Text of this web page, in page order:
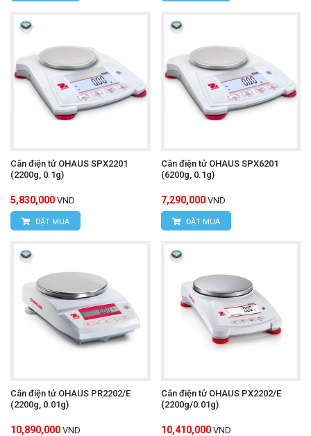
Cân điện tử OHAUS SPX2201
(2200g, 0.1g)
5,830,000 VND
ĐẶT MUA
Cân điện tử OHAUS SPX6201
(6200g, 0.1g)
7,290,000 VND
ĐẶT MUA
Cân điện tử OHAUS PR2202/E
(2200g, 0.01g)
10,890,000 VND
Cân điện tử OHAUS PX2202/E
(2200g/0.01g)
10,410,000 VND